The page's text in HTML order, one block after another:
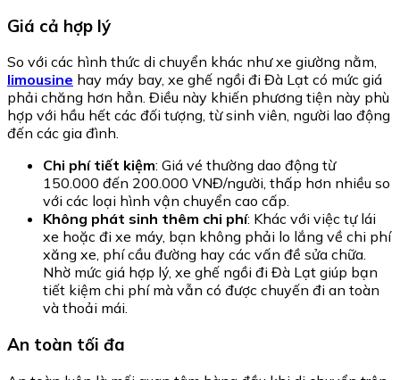
Giá cả hợp lý
So với các hình thức di chuyển khác như xe giường nằm,
limousine hay máy bay, xe ghế ngồi đi Đà Lạt có mức giá
phải chăng hơn hẳn. Điều này khiến phương tiện này phù
hợp với hầu hết các đối tượng, từ sinh viên, người lao động
đến các gia đình.
Chi phí tiết kiệm: Giá vé thường dao động từ
150.000 đến 200.000 VNĐ/người, thấp hơn nhiều so
với các loại hình vận chuyển cao cấp.
Không phát sinh thêm chi phí: Khác với việc tự lái
xe hoặc đi xe máy, bạn không phải lo lắng về chi phí
xăng xe, phí cầu đường hay các vấn đề sửa chữa.
Nhờ mức giá hợp lý, xe ghế ngồi đi Đà Lạt giúp bạn
tiết kiệm chi phí mà vẫn có được chuyến đi an toàn
và thoải mái.
An toàn tối đa